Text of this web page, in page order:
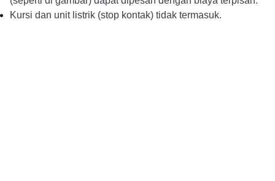
Kursi dan unit listrik (stop kontak) tidak termasuk.